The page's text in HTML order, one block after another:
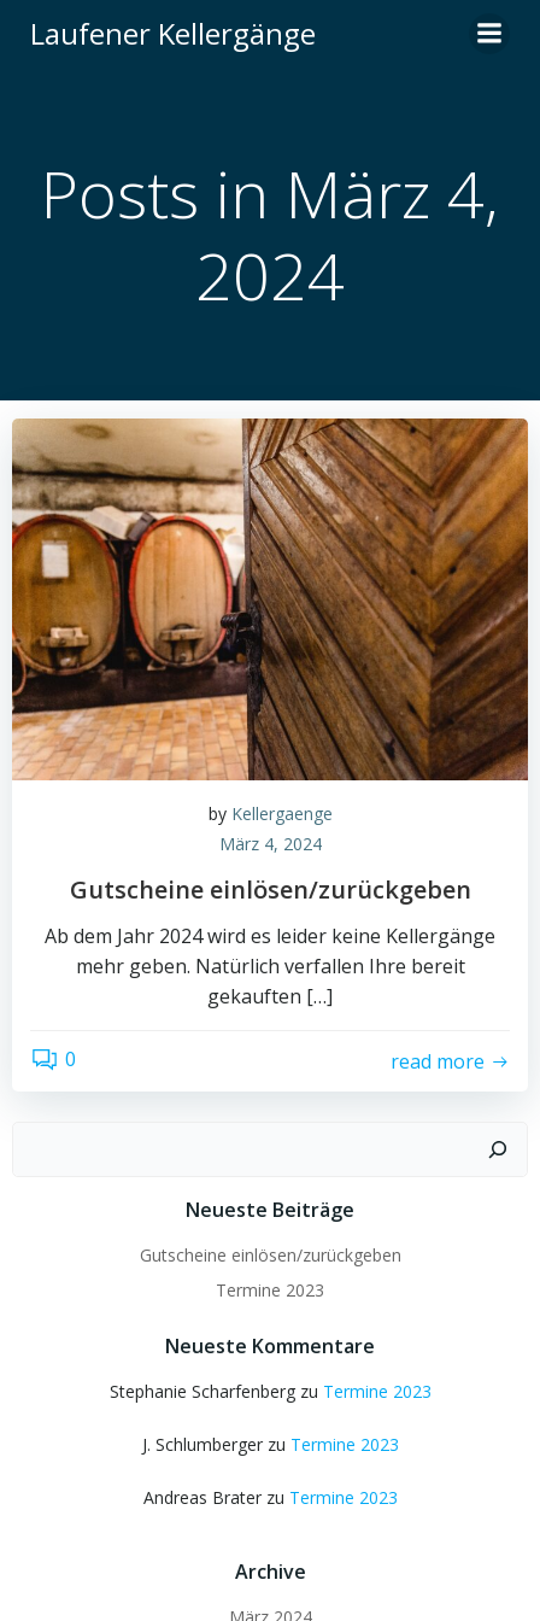
Inhalt
Laufener Kellergänge
Posts in März 4,
2024
by Kellergaenge
März 4, 2024
Gutscheine einlösen/zurückgeben
Ab dem Jahr 2024 wird es leider keine Kellergänge
mehr geben. Natürlich verfallen Ihre bereit
gekauften […]
0 read more
Neueste Beiträge
Gutscheine einlösen/zurückgeben
Termine 2023
Neueste Kommentare
Stephanie Scharfenbergzu Termine 2023
J. Schlumbergerzu Termine 2023
Andreas Braterzu Termine 2023
Archive